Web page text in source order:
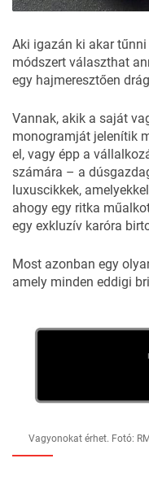
Aki igazán ki akar
módszert választhat
egy hajmeresztően
Vannak, akik a saját
monogramját jelenítik
el, vagy épp a
számára – a
luxuscikkek,
ahogy egy ritka
egy exkluzív karóra
Most azonban egy
amely minden eddigi
Vagyonokat érhet. Fotó: